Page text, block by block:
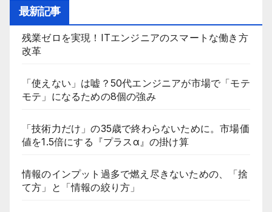
最新記事
残業ゼロを実現！ITエンジニアのスマートな働き方
改革
「使えない」は嘘？50代エンジニアが市場で「モテ
モテ」になるための8個の強み
「技術力だけ」の35歳で終わらないために。市場価
値を1.5倍にする『プラスα』の掛け算
情報のインプット過多で燃え尽きないための、「捨
て方」と「情報の絞り方」